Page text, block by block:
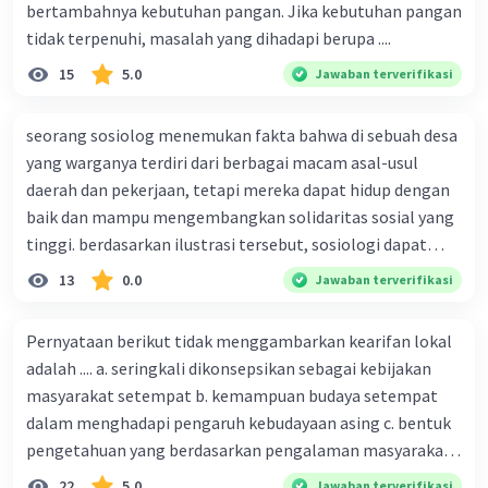
dapat diprediksi. Bencana alam dapat menyebabkan
kerugian materi dan non-materi bagi masyarakat.
Masalah sosial merupakan masalah yang kompleks dan
mengatasi masalah sosial harus dilakukan oleh berbagai
pihak, baik pemerintah, masyarakat, maupun organisasi
non-pemerintah.
Sumber referensi:
Masalah Sosial oleh Wikipedia
Masalah Sosial: Pengertian, Faktor, Penyebab, Dampak,
dan Solusinya oleh Gramedia
Kemendikbud
Beri Rating
Vincent M Community Level 73
29 September 2023 09:17
bertambahnya kebutuhan pangan. Jika kebutuhan pangan
tidak terpenuhi, masalah yang dihadapi berupa ....
15 5.0 Jawaban terverifikasi
seorang sosiolog menemukan fakta bahwa di sebuah desa
yang warganya terdiri dari berbagai macam asal-usul
daerah dan pekerjaan, tetapi mereka dapat hidup dengan
baik dan mampu mengembangkan solidaritas sosial yang
tinggi. berdasarkan ilustrasi tersebut, sosiologi dapat
berfungsi sebagai ilmu yang ....
13 0.0 Jawaban terverifikasi
Pernyataan berikut tidak menggambarkan kearifan lokal
adalah .... a. seringkali dikonsepsikan sebagai kebijakan
masyarakat setempat b. kemampuan budaya setempat
dalam menghadapi pengaruh kebudayaan asing c. bentuk
pengetahuan yang berdasarkan pengalaman masyarakat
turun temurun antargenerasi d. Kebijakan manusia yang